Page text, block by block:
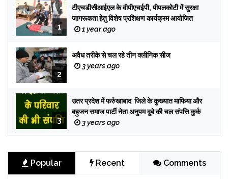
1
टीएचडीसीआईएल के वीपीएचईपी, पीपलकोटी में सुरक्षा
जागरूकता हेतु विशेष प्रशिक्षण कार्यक्रम आयोजित
1 year ago
2
अवैध तरीके से चल रहे तीन क्लीनिक सीज
3 years ago
3
उतर प्रदेश में फर्रुखाबाद जिले के कुख्यात माफिया और
बहुजन समाज पार्टी नेता अनुपम दुबे की चल संपत्ति कुर्क
3 years ago
Popular Recent Comments